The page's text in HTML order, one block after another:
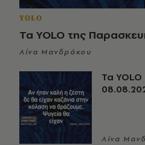
YOLO
Τα YOLO της
Λίνα Μανδράκου
Τα
Λίνα